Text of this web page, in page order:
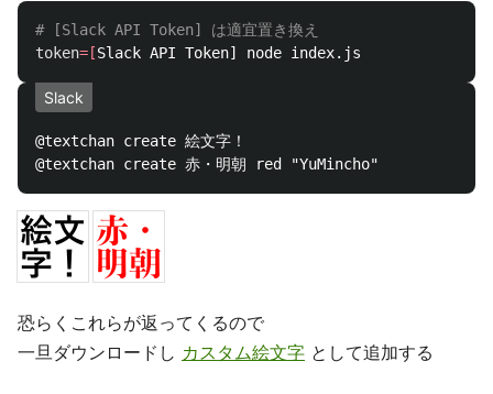
# [Slack API Token] は適宜置き換え
token=[
Slack
@textchan create 絵文字！
恐らくこれらが返ってくるので
一旦ダウンロードし カスタム絵文字 として追加する